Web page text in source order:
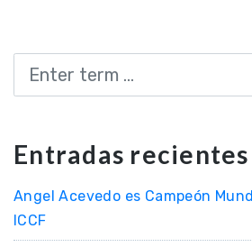
Search
Entradas recientes
Angel Acevedo es Campeón
ICCF